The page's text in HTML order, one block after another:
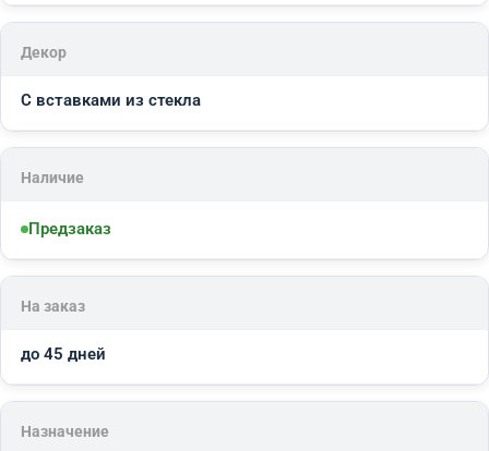
Декор
С вставками из стекла
Наличие
Предзаказ
На заказ
до 45 дней
Назначение